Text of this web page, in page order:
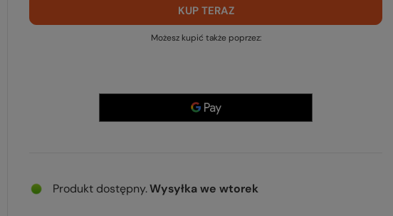
KUP TERAZ
Możesz kupić także poprzez:
Produkt dostępny Wysyłkawe wtorek